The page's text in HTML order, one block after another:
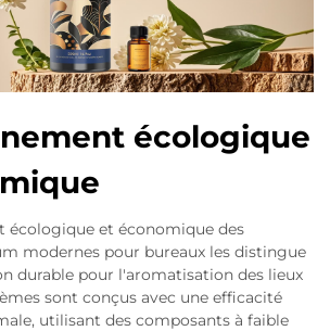
écologique
écologique et économique des
modernes pour bureaux les distingue
durable pour l'aromatisation des lieux
sont conçus avec une efficacité
utilisant des composants à faible